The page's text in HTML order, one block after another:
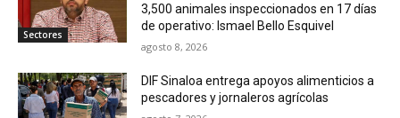
Sectores
3,500 animales inspeccionados en 17 días
de operativo: Ismael Bello Esquivel
agosto 8, 2026
DIF Sinaloa entrega apoyos alimenticios a
pescadores y jornaleros agrícolas